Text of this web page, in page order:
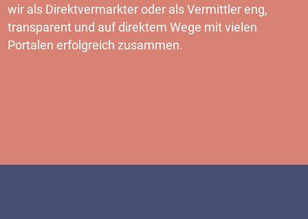
wir als Direktvermarkter oder als Vermittler eng,
transparent und auf direktem Wege mit vielen
Portalen erfolgreich zusammen.